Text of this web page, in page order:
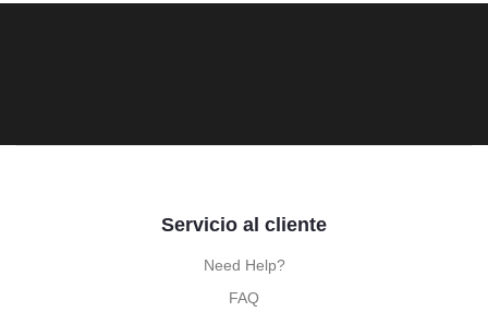
Servicio al cliente
Need Help?
FAQ